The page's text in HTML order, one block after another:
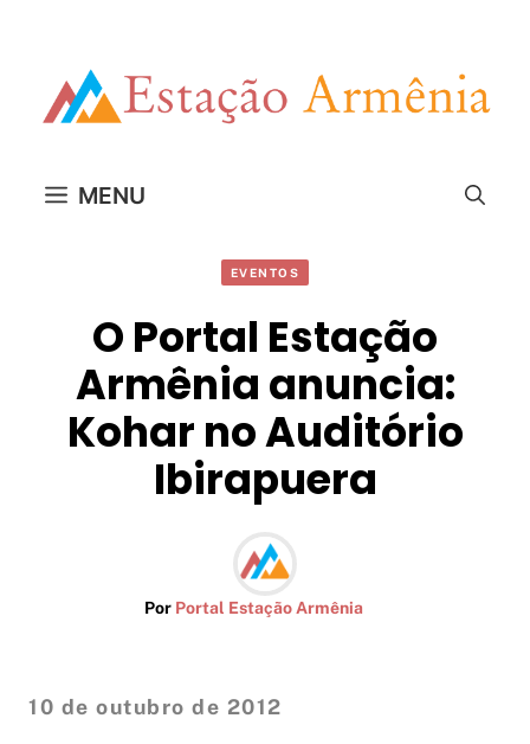
MENU
EVENTOS
O Portal Estação
Armênia anuncia:
Kohar no Auditório
Ibirapuera
Por Portal Estação Armênia
10 de outubro de 2012